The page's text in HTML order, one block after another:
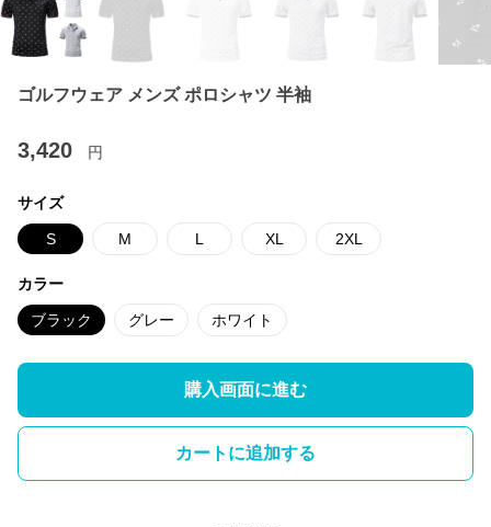
ゴルフウェア メンズ ポロシャツ 半袖
3,420 円
サイズ
S M L XL 2XL
カラー
ブラック グレー ホワイト
購入画面に進む
カートに追加する